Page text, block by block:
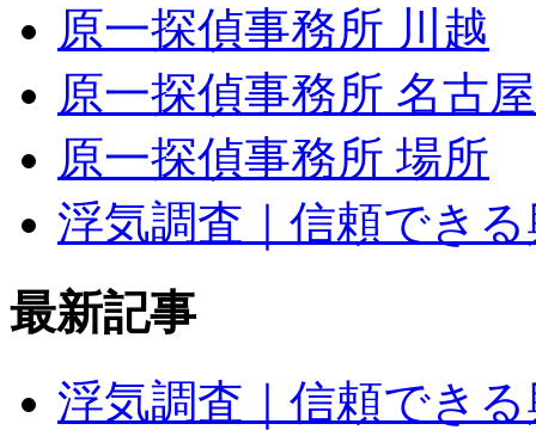
原一探偵事務所 川越
原一探偵事務所 名古屋
原一探偵事務所 場所
浮気調査｜信頼でき
最新記事
浮気調査｜信頼でき